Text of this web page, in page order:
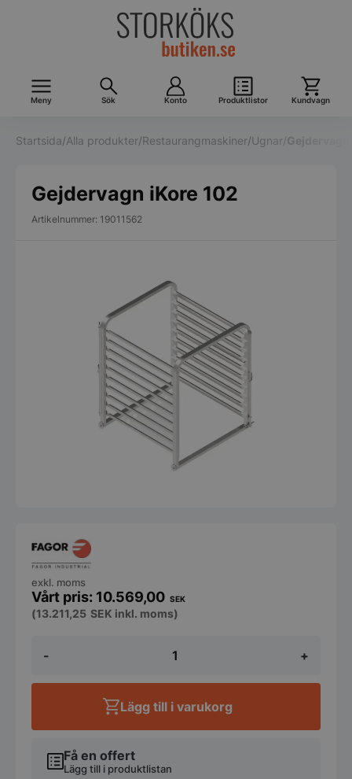
Meny Sök Konto Produktlistor Kundvagn
Startsida/Alla produkter/Restaurangmaskiner/Ugnar/
Gejdervagn iKore 102
Artikelnummer: 19011562
-
iKore
mängd
+
10.569,00 SEK
exkl. moms
(13.211,25 SEK inkl. moms)
Få en offert
Lägg till i produktlistan
Lägg till i varukorg